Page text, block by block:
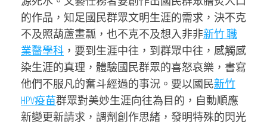
的作品，知足國民群眾文明生涯的需求，決不克
不及照葫蘆畫瓢，也不克不及想入非非新竹 職
業醫學科 ，要到生涯中往，到群眾中往，感觸感
染生涯的真理，體驗國民群眾的喜怒哀樂，書寫
他們不服凡的奮斗經過的事況。要以國民新竹
HPV疫苗群眾對美妙生涯向往為目的，自動順應
新變更新請求，調劑創作思緒，發明特殊的閃光